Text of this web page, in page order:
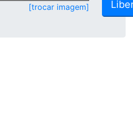
[trocar imagem]